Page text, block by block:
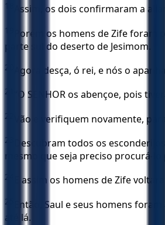
18 Assim, os dois confirmaram a
19
Porém os homens de Zife foram
parte sul do deserto de Jesimom.
20 Agora desça, ó rei, e nós o
21 “O SENHOR os abençoe, pois
22 Vão e verifiquem novamente,
23
Descubram todos os
mesmo que seja preciso procurá-
24 E assim os homens de Zife
25
Então, Saul e seus homens
até lá.